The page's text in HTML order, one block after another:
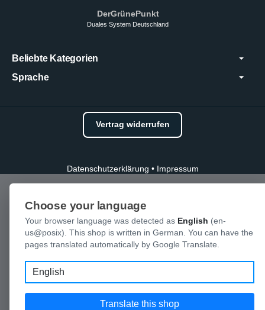
DerGrünePunkt
Duales System Deutschland
Beliebte Kategorien
Sprache
Vertrag widerrufen
Datenschutzerklärung • Impressum
Choose your language
Your browser language was detected as English (en-
us@posix). This shop is written in German. You can have the
pages translated automatically by Google Translate.
Language
Translate this shop